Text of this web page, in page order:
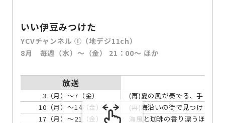
いい伊豆みつけた
YCVチャンネル ①（地デジ11ch）
8月 毎週（水）〜（金） 21：00～ ほか
放送
3（月）～7（金）
(再)夏の風が奏でる、手しご
10（月）～14（金）
(再)海沿いの街で見つけよう
17（月）～21（金）
海風と珈琲の香り漂うほっと